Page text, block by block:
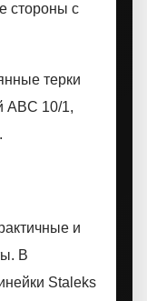
стороны с
терки
ABC 10/1,
и
В
Staleks